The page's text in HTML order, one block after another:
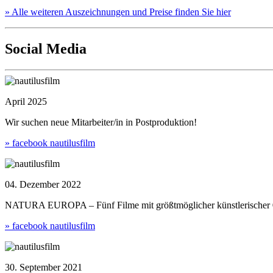
» Alle weiteren Auszeichnungen und Preise finden Sie hier
Social Media
April 2025
Wir suchen neue Mitarbeiter/in in Postproduktion!
» facebook nautilusfilm
04. Dezember 2022
NATURA EUROPA – Fünf Filme mit größtmöglicher künstlerischer
» facebook nautilusfilm
30. September 2021